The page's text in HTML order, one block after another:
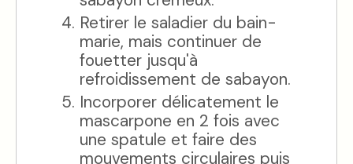
Retirer le saladier du bain-
marie, mais continuer de
fouetter jusqu'à
refroidissement de sabayon.
Incorporer délicatement le
mascarpone en 2 fois avec
une spatule et faire des
mouvements circulaires puis